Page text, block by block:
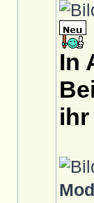
In
ihr